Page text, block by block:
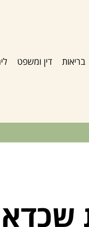
בריאות דין ומשפט